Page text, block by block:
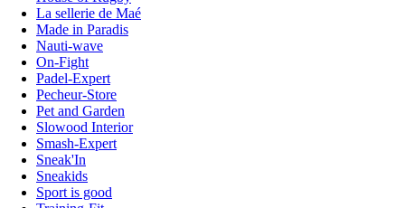
La sellerie de Maé
Made in Paradis
Nauti-wave
On-Fight
Padel-Expert
Pecheur-Store
Pet and Garden
Slowood Interior
Smash-Expert
Sneak'In
Sneakids
Sport is good